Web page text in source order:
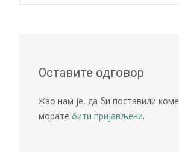
Оставите одговор
Жао нам је, да би поставили
морате бити пријављени.